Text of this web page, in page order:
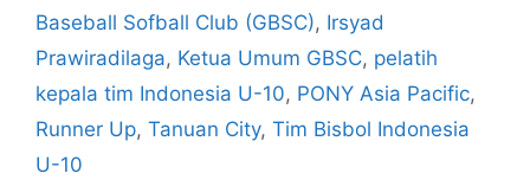
Baseball Sofball Club (GBSC), Irsyad
Prawiradilaga, Ketua Umum GBSC, pelatih
kepala tim Indonesia U-10, PONY Asia Pacific,
Runner Up, Tanuan City, Tim Bisbol Indonesia
U-10